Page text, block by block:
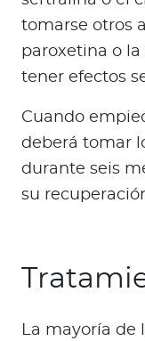
tomarse otros
paroxetina o
tener efectos
Cuando
deberá tomar
durante seis
su
La mayoría de